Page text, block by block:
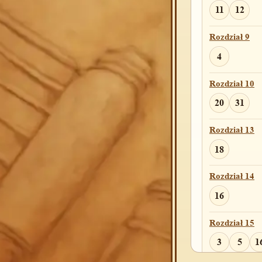
Rozdział 12
13 22
Rozdział 13
4
Rozdział 14
14
Rozdział 16
8
Rozdział 19
6
Rozdział 20
22
11 12
Rozdział 9
4
Rozdział 10
20 31
Rozdział 13
18
Rozdział 14
16
Rozdział 15
3 5